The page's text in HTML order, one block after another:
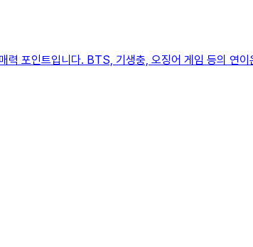
포인트입니다. BTS, 기생충, 오징어 게임 등의 연이